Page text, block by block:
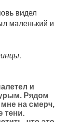
видел
маленький и
и
Рядом
на смерч,
тени.